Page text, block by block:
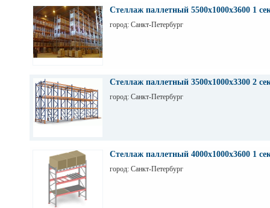
Стеллаж паллетный 5500х1000х3600 1
город: Санкт-Петербург
Стеллаж паллетный 3500х1000х3300 2
город: Санкт-Петербург
Стеллаж паллетный 4000х1000х3600 1
город: Санкт-Петербург